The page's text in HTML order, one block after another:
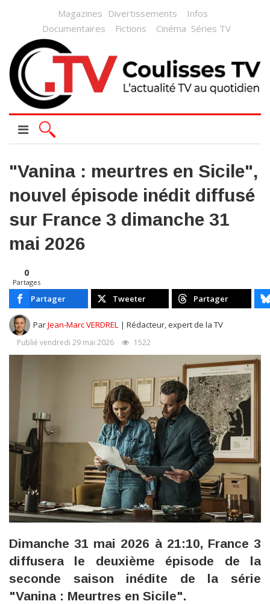
Magazines Divertissements
Infos
Documentaires
Fictions Cinéma Séries TV
"Vanina : meurtres en Sicile",
nouvel épisode inédit diffusé
sur France 3 dimanche 31
mai 2026
0
Partages
Partager Tweeter Partager
ParJean-Marc VERDREL | Rédacteur, expert de la TV
Publié vendredi 29 mai 2026 1522
Dimanche 31 mai 2026 à 21:10, France 3
diffusera le deuxième épisode de la
seconde saison inédite de la série
"Vanina : Meurtres en Sicile".